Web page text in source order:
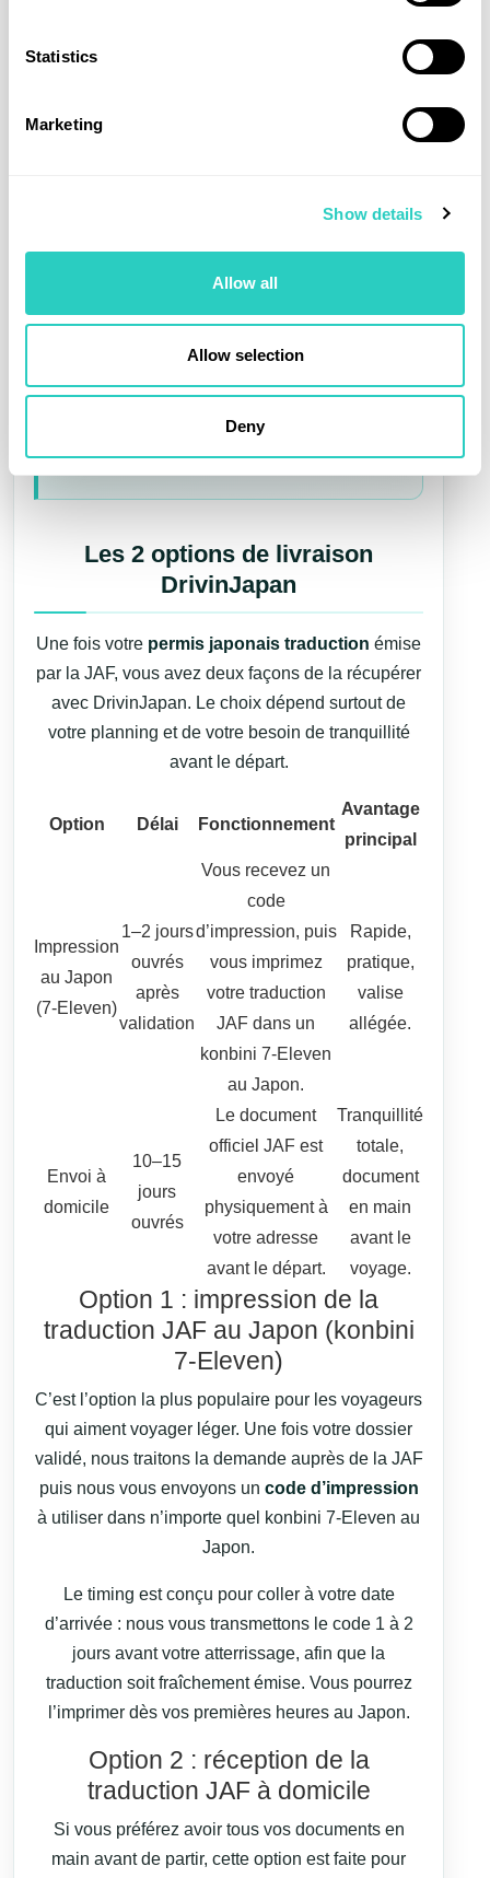
Statistics
Marketing
Show details
Allow all
Allow selection
Deny
sur votre passeport (mariage, double nom, etc.).
Certaines mentions particulières (restrictions,
au lieu du permis
permis national, jamais
sur le permis international.
💡Bon réflexe :si vous hésitez entre plusieurs
le plus « banal » possible : bien droit, bien
Les 2 options de livraison
DrivinJapan
Une fois votre permis japonais traduction émise
par la JAF, vous avez deux façons de la récupérer
avec DrivinJapan. Le choix dépend surtout de
votre planning et de votre besoin de tranquillité
avant le départ.
Option Délai Fonctionnement
Avantage
principal
Impression
au Japon
(7‑Eleven)
1–2 jours
ouvrés
après
validation
Vous recevez un
code
d’impression, puis
vous imprimez
votre traduction
JAF dans un
konbini 7‑Eleven
au Japon.
Rapide,
pratique,
valise
allégée.
Envoi à
domicile
10–15
jours
ouvrés
Le document
officiel JAF est
envoyé
physiquement à
votre adresse
avant le départ.
Tranquillité
totale,
document
en main
avant le
voyage.
Option 1 : impression de la
traduction JAF au Japon (konbini
7‑Eleven)
C’est l’option la plus populaire pour les voyageurs
qui aiment voyager léger. Une fois votre dossier
validé, nous traitons la demande auprès de la JAF
puis nous vous envoyons un code d’impression
à utiliser dans n’importe quel konbini 7‑Eleven au
Japon.
Le timing est conçu pour coller à votre date
d’arrivée : nous vous transmettons le code 1 à 2
jours avant votre atterrissage, afin que la
traduction soit fraîchement émise. Vous pourrez
l’imprimer dès vos premières heures au Japon.
Option 2 : réception de la
traduction JAF à domicile
Si vous préférez avoir tous vos documents en
main avant de partir, cette option est faite pour